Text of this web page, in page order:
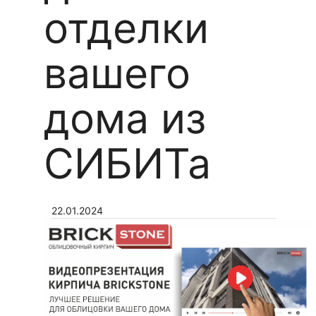
отделки
вашего
дома из
СИБИТа
22.01.2024